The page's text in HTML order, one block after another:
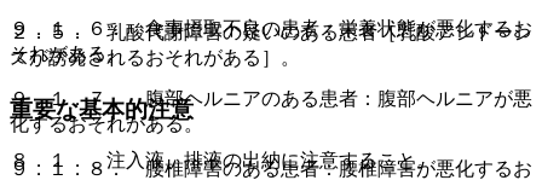
９．１．６． 食事摂取不良の患者：栄養状態が悪化するお
それがある。
９．１．７． 腹部ヘルニアのある患者：腹部ヘルニアが悪
化するおそれがある。
９．１．８． 腰椎障害のある患者：腰椎障害が悪化するお
２．５． 乳酸代謝障害の疑いのある患者［乳酸アシドーシ
スが誘発されるおそれがある］。
重要な基本的注意
８．１． 注入液、排液の出納に注意すること。